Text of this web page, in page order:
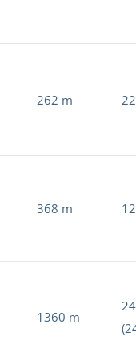
262 m
368 m
1360 m